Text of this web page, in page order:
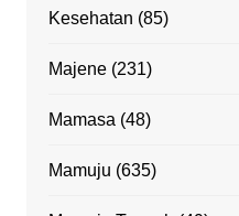
Kesehatan (85)
Majene(231)
Mamasa (48)
Mamuju (635)